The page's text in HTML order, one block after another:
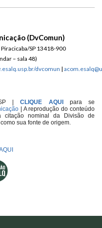
(DvComun)
Piracicaba/SP 13418-900
– sala 48)
dvcomun |
| CLIQUE AQUI
para se
| A reprodução do conteúdo
citação nominal da Divisão de
sua fonte de origem.